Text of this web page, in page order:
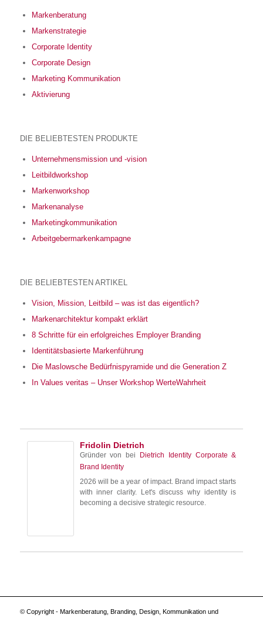
Markenberatung
Markenstrategie
Corporate Identity
Corporate Design
Marketing Kommunikation
Aktivierung
DIE BELIEBTESTEN PRODUKTE
Unternehmensmission und -vision
Leitbildworkshop
Markenworkshop
Markenanalyse
Marketingkommunikation
Arbeitgebermarkenkampagne
DIE BELIEBTESTEN ARTIKEL
Vision, Mission, Leitbild – was ist das eigentlich?
Markenarchitektur kompakt erklärt
8 Schritte für ein erfolgreiches Employer Branding
Identitätsbasierte Markenführung
Die Maslowsche Bedürfnispyramide und die Generation Z
In Values veritas – Unser Workshop WerteWahrheit
Fridolin Dietrich
Gründer von bei
Dietrich Identity Corporate &
Brand Identity
2026 will be a year of impact. Brand impact starts
with inner clarity. Let's discuss why identity is
becoming a decisive strategic resource.
© Copyright - Markenberatung, Branding, Design, Kommunikation und